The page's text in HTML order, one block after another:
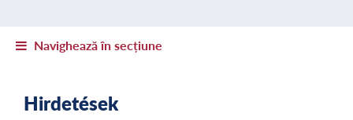
Navighează în secțiune
Hirdetések